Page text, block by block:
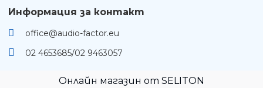
Информация за контакт
office@audio-factor.eu
02 4653685/02 9463057
Онлайн магазин от SELITON